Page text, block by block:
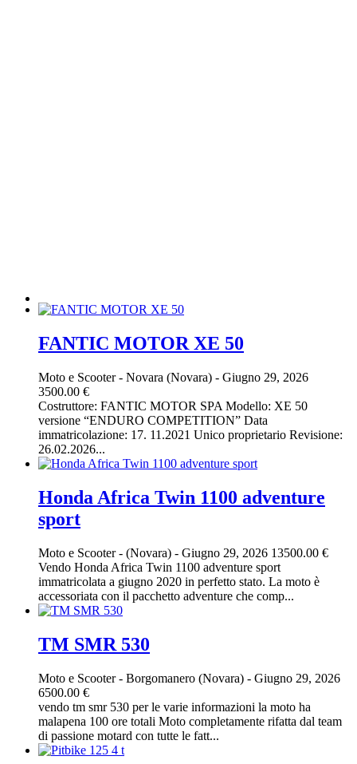
FANTIC MOTOR XE 50
Moto e Scooter- Novara (Novara) - Giugno 29, 2026
3500.00 €
Costruttore: FANTIC MOTOR SPA Modello: XE 50
versione “ENDURO COMPETITION” Data
immatricolazione: 17. 11.2021 Unico proprietario Revisione:
26.02.2026...
Honda Africa Twin 1100 adventure
sport
Moto e Scooter- (Novara) - Giugno 29, 2026 13500.00 €
Vendo Honda Africa Twin 1100 adventure sport
immatricolata a giugno 2020 in perfetto stato. La moto è
accessoriata con il pacchetto adventure che comp...
TM SMR 530
Moto e Scooter- Borgomanero (Novara) - Giugno 29, 2026
6500.00 €
vendo tm smr 530 per le varie informazioni la moto ha
malapena 100 ore totali Moto completamente rifatta dal team
di passione motard con tutte le fatt...